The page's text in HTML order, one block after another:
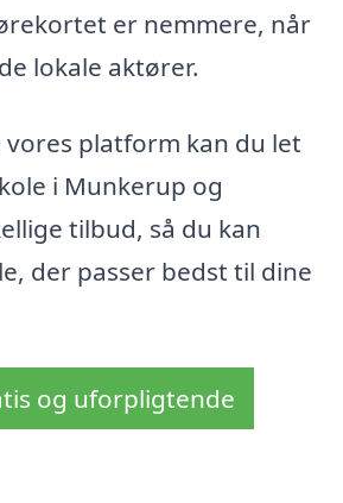
er nemmere, når
lokale aktører.
platform kan du let
i Munkerup og
tilbud, så du kan
der passer bedst til dine
og uforpligtende